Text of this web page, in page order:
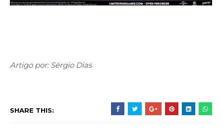
Artigo por: Sérgio Dias
SHARE THIS: